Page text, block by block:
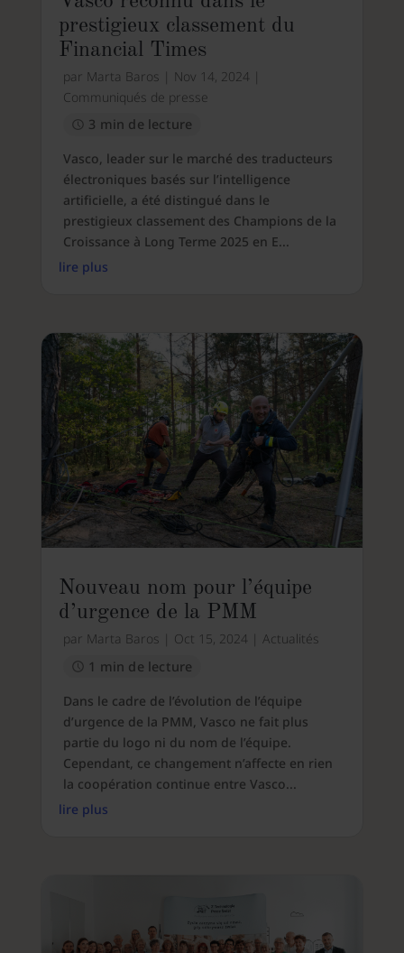
prestigieux classement du
Financial Times
par Marta Baros Nov 14, 2024
Communiqués de presse
3 min de lecture
Vasco, leader sur le marché des traducteurs
électroniques basés sur l’intelligence
artificielle, a été distingué dans le
prestigieux classement des Champions de la
Croissance à Long Terme 2025 en E...
lire plus
Nouveau nom pour l’équipe
d’urgence de la PMM
par Marta Baros Oct 15, 2024
Actualités
1 min de lecture
Dans le cadre de l’évolution de l’équipe
d’urgence de la PMM, Vasco ne fait plus
partie du logo ni du nom de l’équipe.
Cependant, ce changement n’affecte en rien
la coopération continue entre Vasco...
lire plus